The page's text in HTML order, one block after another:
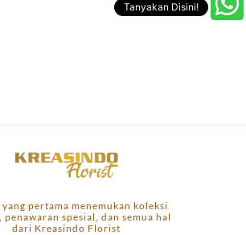
Tanyakan Disini!
yang pertama menemukan koleksi
spesial, dan semua hal
dari Kreasindo Florist